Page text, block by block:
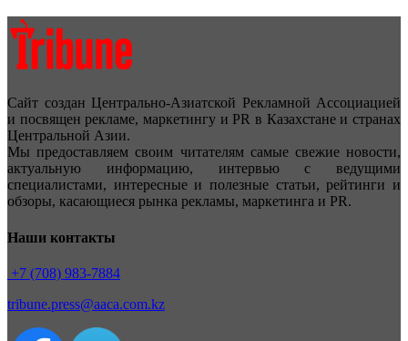
Сайт создан Центрально-Азиатской Рекламной Ассоциацией
и посвящен рекламе, маркетингу и PR в Казахстане и странах
Центральной Азии.
Мы предоставляем своим читателям самые свежие новости,
актуальную информацию, интервью с ведущими
специалистами, интересные и полезные статьи, рейтинги и
обзоры, касающиеся рынка рекламы, маркетинга и PR.
Наши контакты
+7 (708) 983-7884
tribune.press@aaca.com.kz